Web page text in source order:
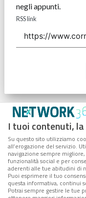
I tuoi contenuti,
Su questo sito utilizziamo
all’erogazione del servizio.
navigazione sempre
funzionalità social e per
aderenti alle tue abitudini di
Puoi esprimere il tuo
questa informativa, continui
Potrai sempre gestire le tue
negli appunti.
RSS link